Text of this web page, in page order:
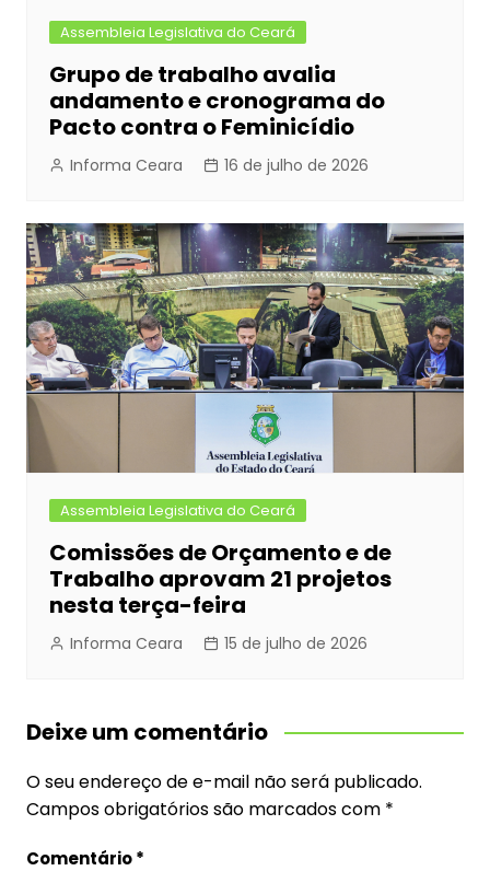
Assembleia Legislativa do Ceará
Grupo de trabalho avalia
andamento e cronograma do
Pacto contra o Feminicídio
Informa Ceara 16 de julho de 2026
Assembleia Legislativa do Ceará
Comissões de Orçamento e de
Trabalho aprovam 21 projetos
nesta terça-feira
Informa Ceara 15 de julho de 2026
Deixe um comentário
O seu endereço de e-mail não será publicado.
Campos obrigatórios são marcados com *
Comentário*